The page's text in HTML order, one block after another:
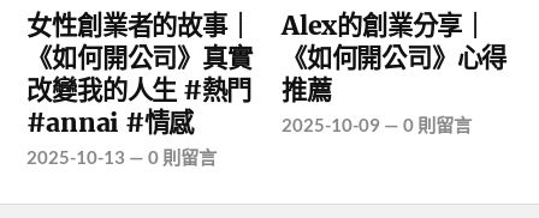
女性創業者的故事｜
《如何開公司》真實
改變我的人生 #熱門
#annai #情感
2025-10-13 —0 則留言
Alex的創業分享｜
《如何開公司》心得
推薦
2025-10-09 —0 則留言